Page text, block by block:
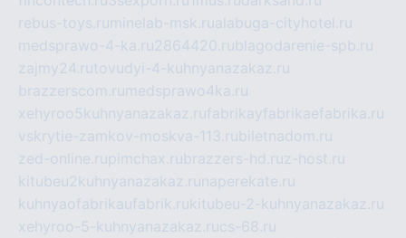
rebus-toys.ru minelab-msk.rualabuga-cityhotel.ru
medsprawo-4-ka.ru2864420.rublagodarenie-spb.ru
zajmy24.rutovudyi-4-kuhnyanazakaz.ru
brazzerscom.ru medsprawo4ka.ru
xehyroo5kuhnyanazakaz.rufabrikayfabrikaefabrika.ru
vskrytie-zamkov-moskva-113.rubiletnadom.ru
zed-online.rupimchax.rubrazzers-hd.ruz-host.ru
kitubeu2kuhnyanazakaz.ru naperekate.ru
kuhnyaofabrikaufabrik.rukitubeu-2-kuhnyanazakaz.ru
xehyroo-5-kuhnyanazakaz.rucs-68.ru